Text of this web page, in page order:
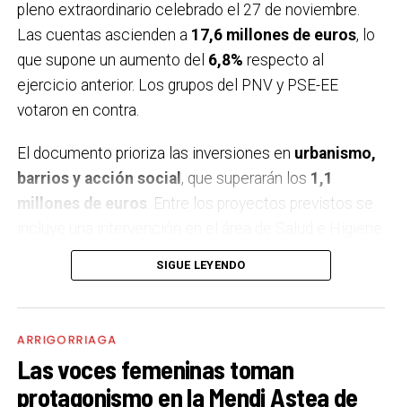
pleno extraordinario celebrado el 27 de noviembre.
Las cuentas ascienden a 17,6 millones de euros, lo
que supone un aumento del 6,8% respecto al
ejercicio anterior. Los grupos del PNV y PSE-EE
votaron en contra.
El documento prioriza las inversiones en urbanismo,
barrios y acción social, que superarán los 1,1
millones de euros . Entre los proyectos previstos se
para mejorar la accesibilidad y modernizar
infraestructuras básicas, atendiendo a demandas
vecinales. También se renovará elpatio del colegio,
todo el alumnado.
SIGUE LEYENDO
ARRIGORRIAGA
Las voces femeninas toman
protagonismo en la Mendi Astea de